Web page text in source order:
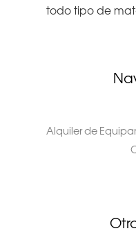
todo tipo de
Alquiler de